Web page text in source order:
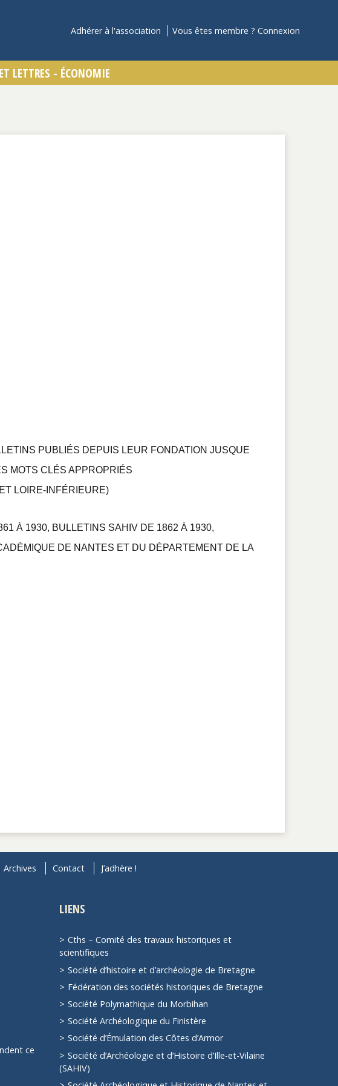
Adhérer à l'association Vous êtes membre ? Connexion
PUBLIÉS DEPUIS LEUR FONDATION JUSQUE
MOTS CLÉS APPROPRIÉS
LOIRE-INFÉRIEURE)
À 1930, BULLETINS SAHIV DE 1862 À 1930,
DE NANTES ET DU DÉPARTEMENT DE LA
Archives Contact J’adhère !
ce
LIENS
Cths – Comité des travaux historiques et
scientifiques
Société d’histoire et d’archéologie de Bretagne
Fédération des sociétés historiques de Bretagne
Société Polymathique du Morbihan
Société Archéologique du Finistère
Société d’Émulation des Côtes d’Armor
Société d’Archéologie et d’Histoire d’Ille-et-Vilaine
(SAHIV)